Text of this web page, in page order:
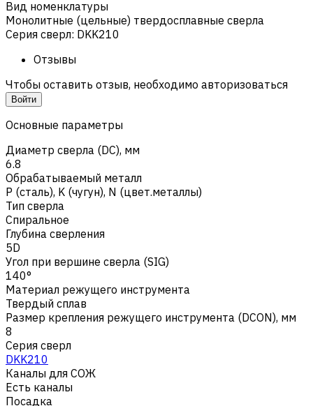
Вид номенклатуры
Монолитные (цельные) твердосплавные сверла
Серия сверл: DKK210
Отзывы
Чтобы оставить отзыв, необходимо авторизоваться
Войти
Основные параметры
Диаметр сверла (DC), мм
6.8
Обрабатываемый металл
Р (сталь), K (чугун), N (цвет.металлы)
Тип сверла
Спиральное
Глубина сверления
5D
Угол при вершине сверла (SIG)
140°
Материал режущего инструмента
Твердый сплав
Размер крепления режущего инструмента (DCON), мм
8
Серия сверл
DKK210
Каналы для СОЖ
Есть каналы
Посадка